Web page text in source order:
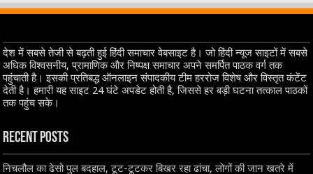
देश में सबसे तेजी से बढ़ती हुई हिंदी समाचार वेबसाइट है। जो हिंदी न्यूज साइटों में सबसे
अधिक विश्वसनीय, प्रामाणिक और निष्पक्ष समाचार अपने समर्पित पाठक वर्ग तक
पहुंचाती है। इसकी प्रतिबद्ध ऑनलाइन संपादकीय टीम हररोज विशेष और विस्तृत कंटेंट
देती है। हमारी यह साइट 24 घंटे अपडेट होती है, जिससे हर बड़ी घटना तत्काल पाठकों
तक पहुंच सके।
Recent Posts
निचलौल का ढेसो पुल बदहाल, टूट-टूटकर बिखर रहा ढांचा, लोगों की जान खतरे में